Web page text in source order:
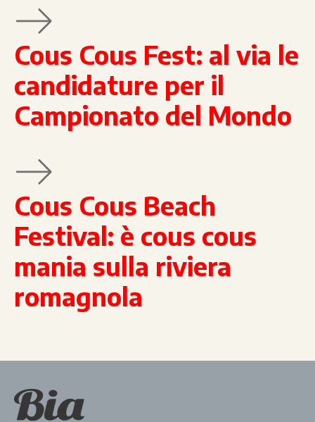
Cous Cous Fest: al via le
candidature per il
Campionato del Mondo
Cous Cous Beach
Festival: è cous cous
mania sulla riviera
romagnola